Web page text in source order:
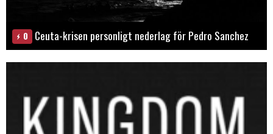
0 Ceuta-krisen personligt nederlag för Pedro Sanchez